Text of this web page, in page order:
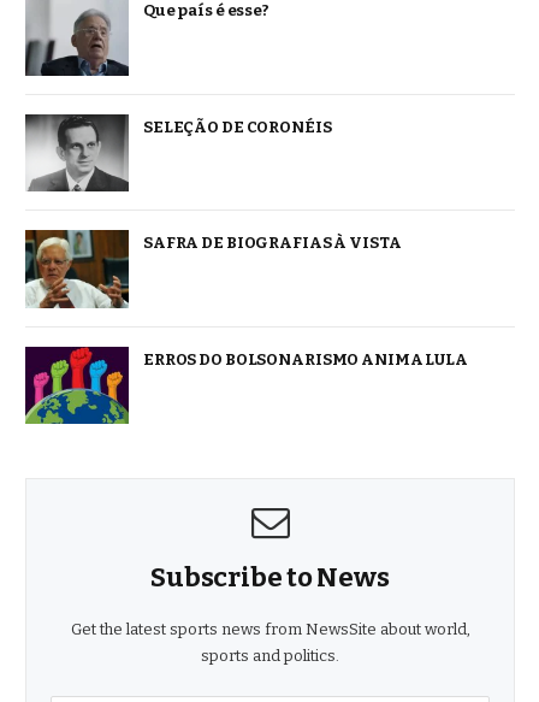
Que país é esse?
SELEÇÃO DE CORONÉIS
SAFRA DE BIOGRAFIAS À VISTA
ERROS DO BOLSONARISMO ANIMA LULA
Subscribe to News
Get the latest sports news from NewsSite about world,
sports and politics.